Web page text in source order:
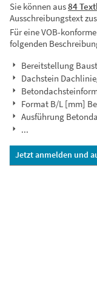
Sie können aus84
Ausschreibungstext
Für eine VOB-
folgenden
Bereitstellung
Dachstein
Format B/L [mm]
Ausführung
...
Jetzt anmelden und